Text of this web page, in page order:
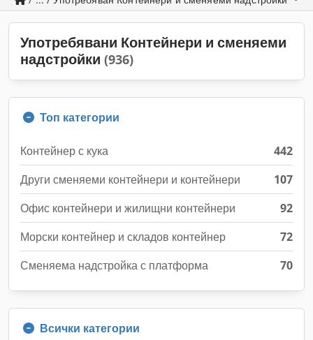
Употребявани Контейнери и сменяеми
надстройки (936)
Топ категории
Контейнер с кука
442
Други сменяеми контейнери и контейнери
107
Офис контейнери и жилищни контейнери
92
Морски контейнер и складов контейнер
72
Сменяема надстройка с платформа
70
Всички категории